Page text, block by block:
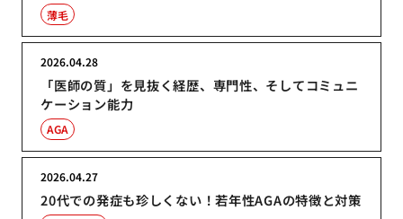
薄毛
「医師の質」を見抜く経歴、専門性、そしてコミュニ
ケーション能力
2026.04.28
AGA
20代での発症も珍しくない！若年性AGAの特徴と対策
2026.04.27